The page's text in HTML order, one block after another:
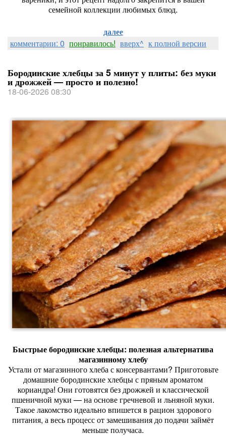
семейной коллекции любимыхблюд.
далее
комментарии: 0 понравилось! вверх^ к полной версии
Бородинские хлебцы за 5 минут у плиты: без муки
и дрожжей — просто и полезно!
18-06-2026 08:30
Быстрыебородинскиехлебцы: полезнаяальтернатива
магазинномухлебу
Устали отмагазинногохлебасконсервантами? Приготовьте
домашниебородинскиехлебцыспрянымароматом
кориандра! Они готовятсябездрожжей и классической
пшеничной муки — наосновегречневой и льняной муки.
Такоелакомствоидеальновпишетсяв рацион здорового
питания, авесьпроцессотзамешиваниядоподачи займёт
меньшеполучаса.